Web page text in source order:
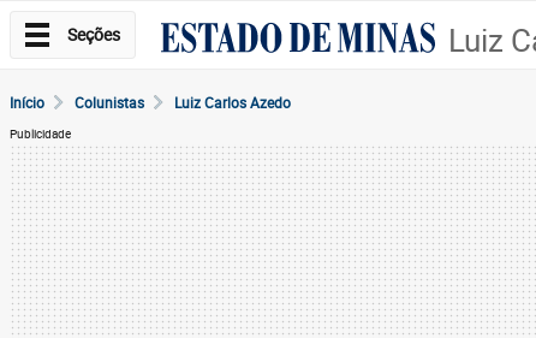
Seções Luiz
Início Colunistas Luiz Carlos Azedo
Publicidade